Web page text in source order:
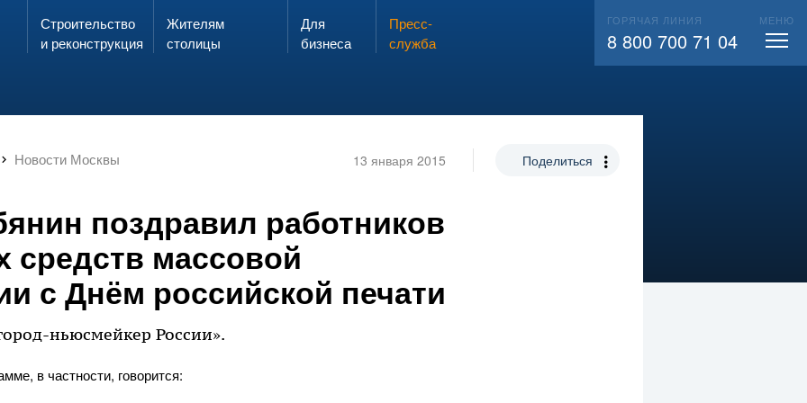
Запах газа?
ЗВОНИ 104 ВЫЗВАТЬ СЛЕСАРЯ
Строительство
и реконструкция
Жителям
столицы
Для
бизнеса
Пресс-
служба
ГОРЯЧАЯ ЛИНИЯ
8 800 700 71 04
МЕНЮ
Новости Москвы 13 января 2015 Поделиться
поздравил работников
средств массовой
с Днём российской печати
ньюсмейкер России».
в частности, говорится: